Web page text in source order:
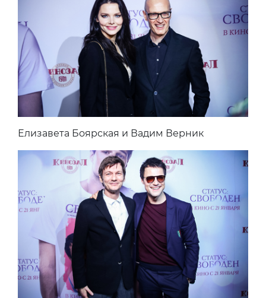
Елизавета Боярская и Вадим Верник